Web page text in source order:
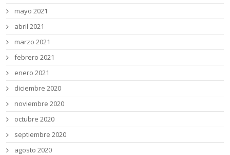
mayo 2021
abril 2021
marzo 2021
febrero 2021
enero 2021
diciembre 2020
noviembre 2020
octubre 2020
septiembre 2020
agosto 2020